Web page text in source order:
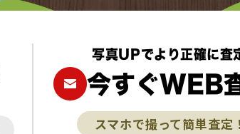
写真UPでより正確に査
今すぐWEB
スマホで撮って簡単査定！